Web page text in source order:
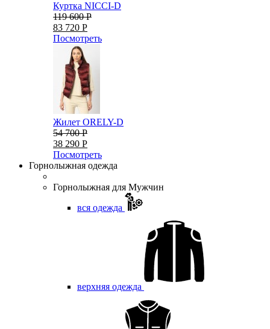
Куртка NICCI-D
119 600 Р
83 720 Р
Посмотреть
Жилет ORELY-D
54 700 Р
38 290 Р
Посмотреть
Горнолыжная одежда
Горнолыжная для Мужчин
вся одежда
верхняя одежда